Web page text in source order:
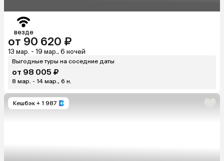
везде
от 90 620 ₽
13 мар. - 19 мар., 6 ночей
Выгодные туры на соседние даты
от 98 005 ₽
8 мар. - 14 мар., 6 н.
Кешбэк + 1 987